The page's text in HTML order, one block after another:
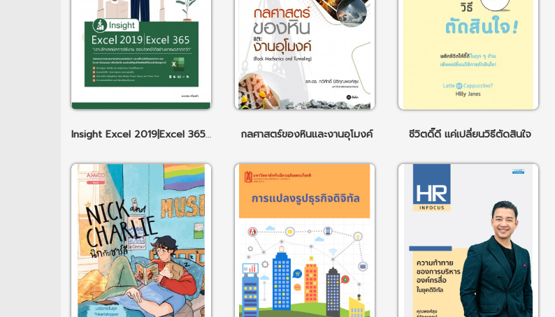
Insight Excel 2019|Excel 365 เจาะลึกเทคนิคการใช้งาน ตอบโจทย์ได้อย่างชาญฉลาดกว่า กลศาสตร์ของหินและงานอุโมงค์ ชีวิตดิ๊ดี แค่เปลี่ยนวิธีตัดสินใจ